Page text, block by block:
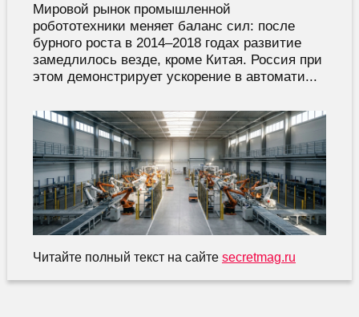
Мировой рынок промышленной
робототехники меняет баланс сил: после
бурного роста в 2014–2018 годах развитие
замедлилось везде, кроме Китая. Россия при
этом демонстрирует ускорение в автомати...
Читайте полный текст на сайте secretmag.ru